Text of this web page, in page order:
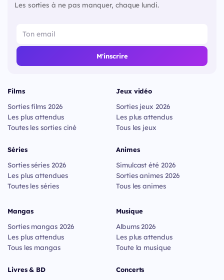
Les sorties à ne pas manquer, chaque lundi.
M'inscrire
Films
Sorties films 2026
Les plus attendus
Toutes les sorties ciné
Séries
Sorties séries 2026
Les plus attendues
Toutes les séries
Jeux vidéo
Sorties jeux 2026
Les plus attendus
Tous les jeux
Animes
Simulcast été 2026
Sorties animes 2026
Tous les animes
Mangas
Sorties mangas 2026
Les plus attendus
Tous les mangas
Livres & BD
Musique
Albums 2026
Les plus attendus
Toute la musique
Concerts